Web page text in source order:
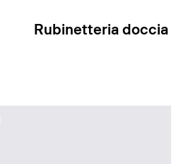
Rubinetteria doccia